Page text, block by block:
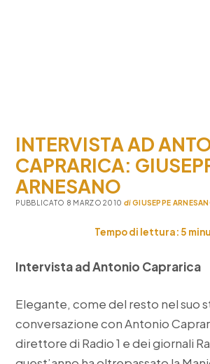
INTERVISTA AD
CAPRARICA:
ARNESANO
PUBBLICATO 8 MARZO 2010 diGIUSEPPE
Tempo di lettura: 5
Intervista ad Antonio Caprarica
Elegante, come del resto nel suo
conversazione con Antonio
direttore di Radio 1 e dei giornali